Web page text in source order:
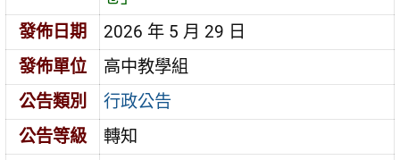
發佈日期
2026 年 5 月 29 日
發佈單位
高中教學組
公告類別
行政公告
公告等級
轉知